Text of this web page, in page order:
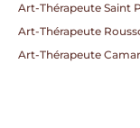
Art-Thérapeute Saint
Art-Thérapeute
Art-Thérapeute